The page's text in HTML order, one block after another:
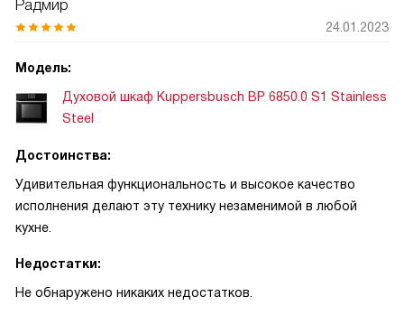
Радмир
24.01.2023
Модель:
Духовой шкаф Kuppersbusch BP 6850.0 S1 Stainless
Steel
Достоинства:
Удивительная функциональность и высокое качество
исполнения делают эту технику незаменимой в любой
кухне.
Недостатки:
Не обнаружено никаких недостатков.